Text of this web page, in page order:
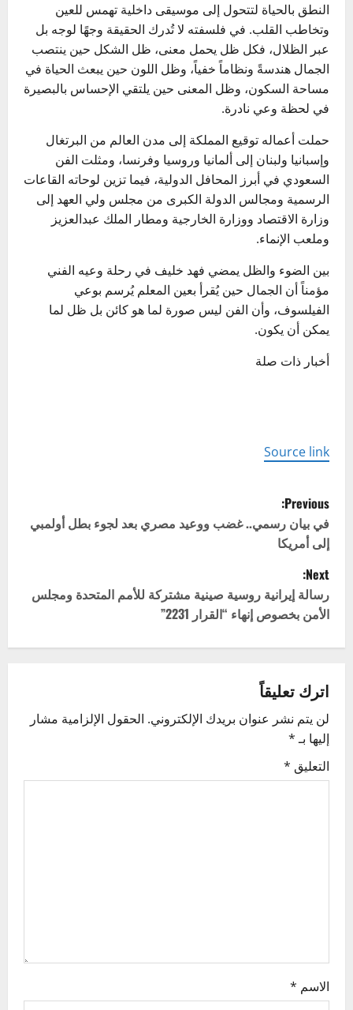
النطق بالحياة لتتحول إلى موسيقى داخلية تهمس للعين
وتخاطب القلب. في فلسفته لا تُدرك الحقيقة وجهًا لوجه بل
عبر الظلال، فكل ظل يحمل معنى، ظل الشكل حين ينتصب
الجمال هندسةً ونظاماً خفياً، وظل اللون حين يبعث الحياة في
مساحة السكون، وظل المعنى حين يلتقي الإحساس بالبصيرة
في لحظة وعي نادرة.
حملت أعماله توقيع المملكة إلى مدن العالم من البرتغال
وإسبانيا ولبنان إلى ألمانيا وروسيا وفرنسا، ومثلت الفن
السعودي في أبرز المحافل الدولية، فيما تزين لوحاته القاعات
الرسمية ومجالس الدولة الكبرى من مجلس ولي العهد إلى
وزارة الاقتصاد ووزارة الخارجية ومطار الملك عبدالعزيز
وملعب الإنماء.
بين الضوء والظل يمضي فهد خليف في رحلة وعيه الفني
مؤمناً أن الجمال حين يُقرأ بعين المعلم يُرسم بوعي
الفيلسوف، وأن الفن ليس صورة لما هو كائن بل ظل لما
يمكن أن يكون.
أخبار ذات صلة
Source link
P
o
s
t
n
v
i
g
Previous:
في بيان رسمي.. غضب ووعيد مصري بعد لجوء بطل أولمبي
إلى أمريكا
Next:
رسالة إيرانية روسية صينية مشتركة للأمم المتحدة ومجلس
الأمن بخصوص إنهاء “القرار 2231”
اترك تعليقاً
لن يتم نشر عنوان بريدك الإلكتروني. الحقول الإلزامية مشار
إليها بـ*
التعليق *
الاسم *